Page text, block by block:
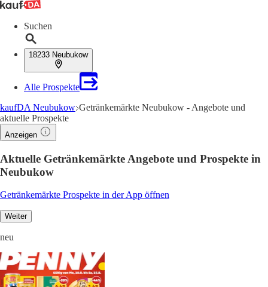
Suchen
18233 Neubukow
Alle Prospekte
kaufDA Neubukow Getränkemärkte Neubukow - Angebote und
aktuelle Prospekte
Anzeigen
Aktuelle Getränkemärkte Angebote und Prospekte in
Neubukow
Getränkemärkte Prospekte in der App öffnen
Weiter
neu